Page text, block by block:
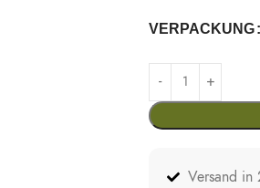
VERPACKUNG
Versand in